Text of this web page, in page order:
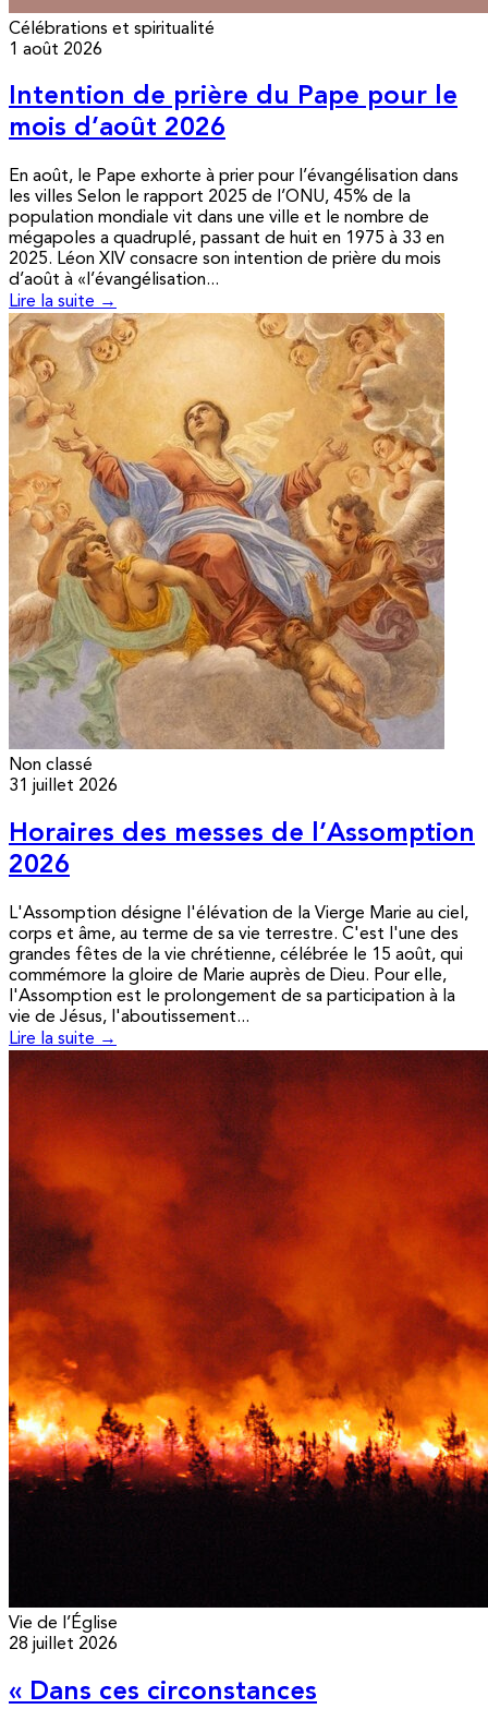
Célébrations et spiritualité
1 août 2026
Intention de prière du Pape pour le
mois d’août 2026
En août, le Pape exhorte à prier pour l’évangélisation dans
les villes Selon le rapport 2025 de l’ONU, 45% de la
population mondiale vit dans une ville et le nombre de
mégapoles a quadruplé, passant de huit en 1975 à 33 en
2025. Léon XIV consacre son intention de prière du mois
d’août à «l’évangélisation...
Lire la suite →
Non classé
31 juillet 2026
Horaires des messes de l’Assomption
2026
L'Assomption désigne l'élévation de la Vierge Marie au ciel,
corps et âme, au terme de sa vie terrestre. C'est l'une des
grandes fêtes de la vie chrétienne, célébrée le 15 août, qui
commémore la gloire de Marie auprès de Dieu. Pour elle,
l'Assomption est le prolongement de sa participation à la
vie de Jésus, l'aboutissement...
Lire la suite →
Vie de l’Église
28 juillet 2026
« Dans ces circonstances